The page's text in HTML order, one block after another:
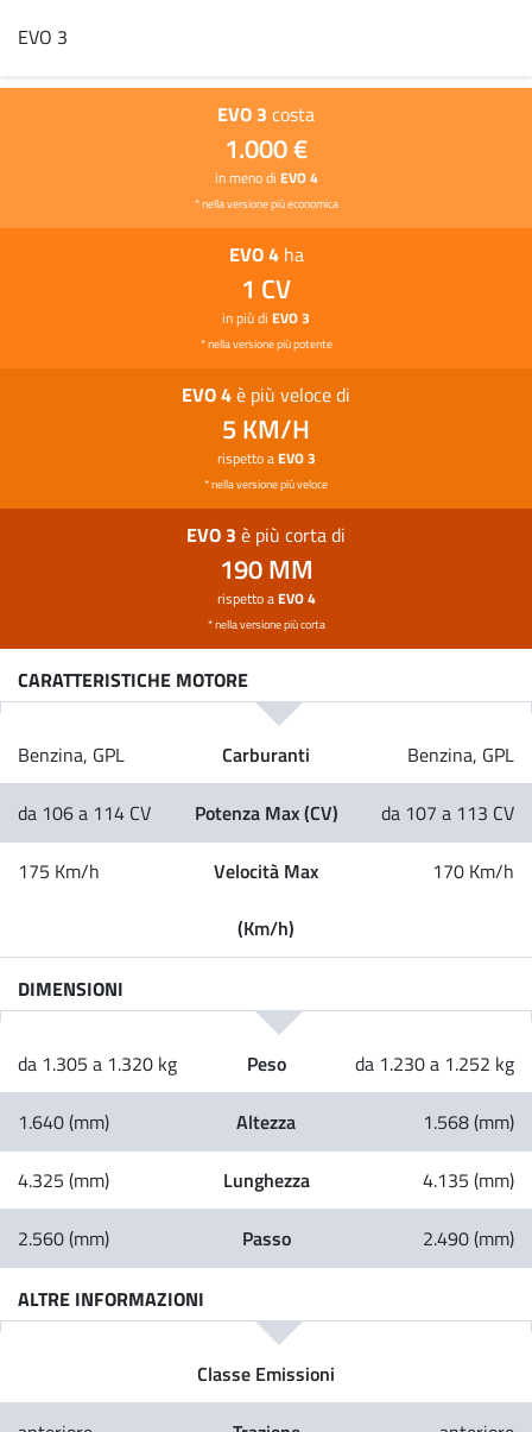
EVO 3
EVO 3 costa
1.000 €
in meno di EVO 4
* nella versione più economica
EVO 4ha
1 CV
in più di EVO 3
* nella versione più potente
EVO 4è più veloce di
5 KM/H
rispetto aEVO 3
* nella versione più veloce
EVO 3 è più corta di
190 MM
rispetto aEVO 4
* nella versione più corta
CARATTERISTICHE MOTORE
Benzina, GPL Carburanti Benzina, GPL
da 106 a 114 CV Potenza Max (CV) da 107 a 113 CV
175 Km/h Velocità Max
(Km/h)
170 Km/h
DIMENSIONI
da 1.305 a 1.320 kg Peso da 1.230 a 1.252 kg
1.640 (mm) Altezza 1.568 (mm)
4.325 (mm) Lunghezza 4.135 (mm)
2.560 (mm) Passo 2.490 (mm)
ALTRE INFORMAZIONI
Classe Emissioni